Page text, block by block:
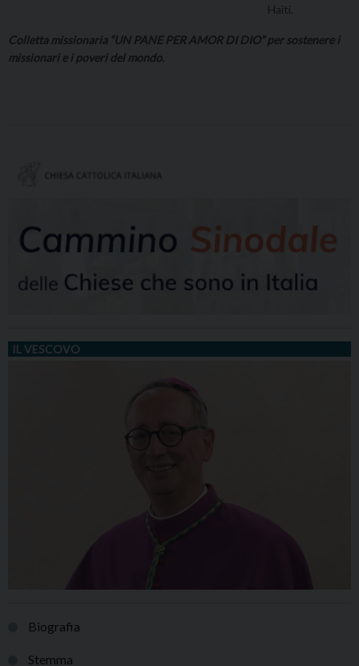
Haiti.
Colletta missionaria “UN PANE PER AMOR DI DIO” per sostenere i
missionari e i poveri del mondo.
IL VESCOVO
Biografia
Stemma